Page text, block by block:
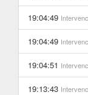
19:04:49
19:04:49
19:04:51
19:13:43